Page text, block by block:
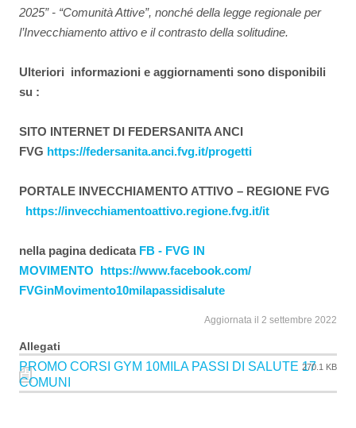
2025” - “Comunità Attive”, nonché della legge regionale per
l’Invecchiamento attivo e il contrasto della solitudine.
Ulteriori informazioni e aggiornamenti sono disponibili
su :
SITO INTERNET DI FEDERSANITA ANCI
FVG https://federsanita.anci.fvg.it/progetti
PORTALE INVECCHIAMENTO ATTIVO – REGIONE FVG
https://invecchiamentoattivo.regione.fvg.it/it
nella pagina dedicata FB - FVG IN
MOVIMENTO https://www.facebook.com/
FVGinMovimento10milapassidisalute
Aggiornata il 2 settembre 2022
Allegati
PROMO CORSI GYM 10MILA PASSI DI SALUTE 17
COMUNI
270.1 KB